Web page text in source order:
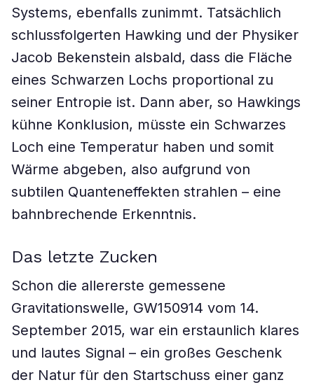
Systems, ebenfalls zunimmt. Tatsächlich
schlussfolgerten Hawking und der Physiker
Jacob Bekenstein alsbald, dass die Fläche
eines Schwarzen Lochs proportional zu
seiner Entropie ist. Dann aber, so Hawkings
kühne Konklusion, müsste ein Schwarzes
Loch eine Temperatur haben und somit
Wärme abgeben, also aufgrund von
subtilen Quanteneffekten strahlen – eine
bahnbrechende Erkenntnis.
Das letzte Zucken
Schon die allererste gemessene
Gravitationswelle, GW150914 vom 14.
September 2015, war ein erstaunlich klares
und lautes Signal – ein großes Geschenk
der Natur für den Startschuss einer ganz